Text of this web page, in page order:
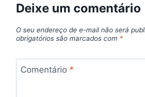
Deixe um comentário
O seu endereço de e-mail não será
obrigatórios são marcados com *
Comentário *